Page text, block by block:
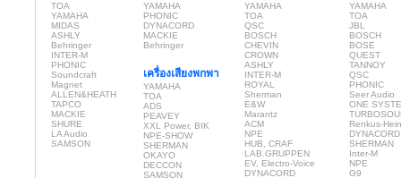
TOA
YAMAHA
MIDAS
ASHLY
Behringer
INTER-M
PHONIC
Soundcraft
Magnet
ALLEN&HEATH
TAPCO
MACKIE
SHURE
LA Audio
SAMSON
YAMAHA
PHONIC
DYNACORD
MACKIE
Behringer
เครื่องเสียงพกพา
YAMAHA
TOA
ADS
PEAVEY
XXL Power, BIK
NPE-SHOW
SHERMAN
OKAYO
DECCON
SAMSON
YAMAHA
TOA
QSC
BOSCH
CHEVIN
CROWN
ASHLY
INTER-M
ROYAL
Sherman
E&W
Marantz
ACM
NPE
HUB, CRAF
LAB.GRUPPEN
EV, Electro-Voice
DYNACORD
YAMAHA
TOA
JBL
BOSCH
BOSE
QUEST
TANNOY
QSC
PHONIC
Seer Audio
ONE
Renkus-
DYNACORD
SHERMAN
Inter-M
NPE
G9